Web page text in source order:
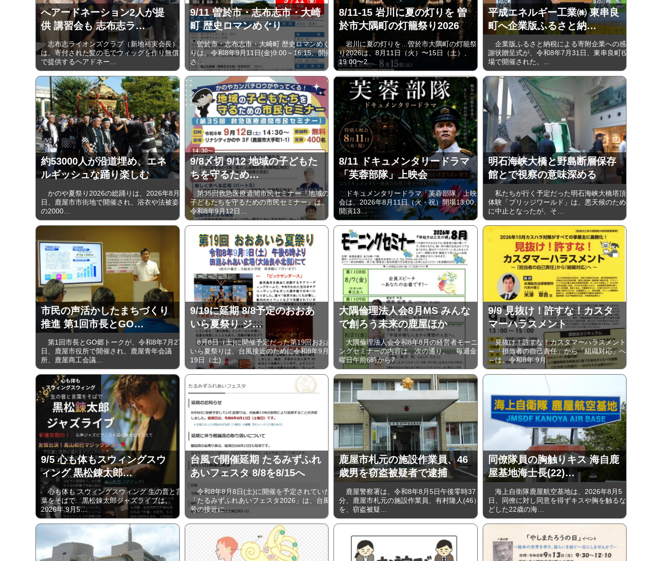
へアードネーション2人が提
供 講習会も 志布志ラ…
志布志ライオンズクラブ（新地裕実会長）
は、寄付された髪の毛でウィッグを作り無償
で提供するヘアドネー…
9/11 曽於市・志布志市・大崎
町 歴史ロマンめぐり
曽於市・志布志市・大崎町 歴史ロマンめぐ
りは、令和8年9月11日(金)9:00～16:15、開催
さ…
8/11-15 岩川に夏の灯りを 曽
於市大隅町の灯籠祭り2026
岩川に夏の灯りを…曽於市大隅町の灯籠祭
り2026は、8月11日（火）〜15日（土）、
19:00〜2…
平成エネルギー工業㈱ 東串良
町へ企業版ふるさと納…
企業版ふるさと納税による寄附企業への感
謝状贈呈式が、令和8年7月31日、東串良町役
場で開催された。…
約53000人が沿道埋め、エネ
ルギッシュな踊り楽しむ
かのや夏祭り2026の総踊りは、2026年8月1
日、鹿屋市市街地で開催され、浴衣や法被姿
の2000…
9/8〆切 9/12 地域の子どもた
ちを守るため…
第35回救急医療週間市民セミナー『地域の
子どもたちを守るための市民セミナー』は、
令和8年9月12日…
8/11 ドキュメンタリードラマ
「芙蓉部隊」上映会
ドキュメンタリードラマ「芙蓉部隊」上映
会は、2026年8月11日（火・祝）開場13:00、
開演13…
明石海峡大橋と野島断層保存
館とで視察の意味深める
私たちが行く予定だった明石海峡大橋塔頂
体験「ブリッジワールド」は、悪天候のため
に中止となったが、そ…
市民の声活かしたまちづくり
推進 第1回市長とGO…
第1回市長とGO郷トークが、令和8年7月27
日、鹿屋市役所で開催され、鹿屋青年会議
所、鹿屋商工会議…
9/19に延期 8/8予定のおおあ
いら夏祭り ジ…
8月8日（土)に開催予定だった第19回おおあ
いら夏祭りは、台風接近のために令和8年9月
19日（土)…
大隅倫理法人会8月MS みんな
で創ろう未来の鹿屋ほか
大隅倫理法人会令和8年8月の経営者モーニ
ングセミナーの内容は、次の通り。 毎週金
曜日午前6時から7…
9/9 見抜け！許すな！カスタ
マーハラスメント
見抜け！許すな！カスタマーハラスメント
～「担当者の自己責任」から「組織対応」へ
～は、令和8年 9月…
9/5 心も体もスウィングスウ
ィング 黒松錬太郎…
心も体も スウィングスウィング 生の音と言
葉をそばで 黒松錬太郎ジャズライブは、
2026年 9⽉5…
台風で開催延期 たるみずふれ
あいフェスタ 8/8を8/15へ
令和8年8月8日(土)に開催を予定されていた
「たるみずふれあいフェスタ2026」は、台風
号の接近に…
鹿屋市札元の施設作業員、46
歳男を窃盗被疑者で逮捕
鹿屋警察署は、令和8年8月5日午後零時37
分、鹿屋市札元の施設作業員、有村隆人(46）
を、窃盗被疑…
同僚隊員の胸触りキス 海自鹿
屋基地海士長(22)…
海上自衛隊鹿屋航空基地は、2026年8月5
日、同僚に対し同意を得ずキスや胸を触るな
どした22歳の海…